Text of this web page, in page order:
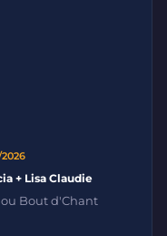
2026
+ Lisa Claudie
Bout d'Chant